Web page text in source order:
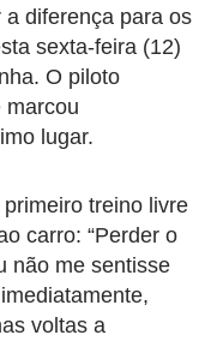
diferença para os
sexta-feira (12)
O piloto
marcou
lugar.
treino livre
carro: “Perder o
não me sentisse
voltas a